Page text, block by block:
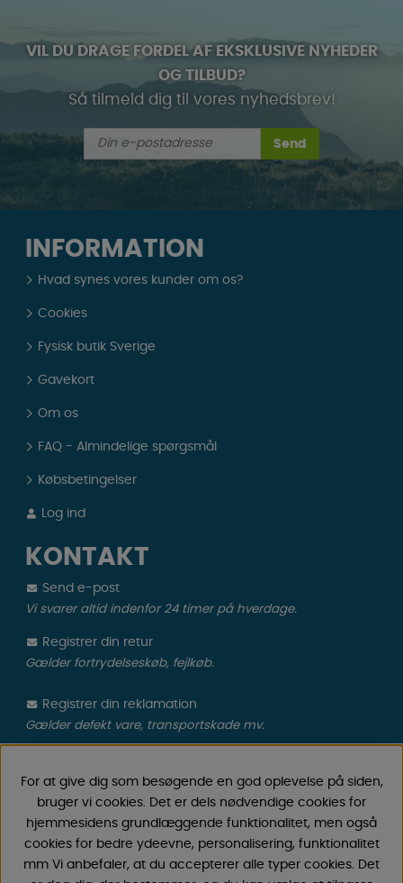
VIL DU DRAGE FORDEL AF EKSKLUSIVE NYHEDER
OG TILBUD?
Så tilmeld dig til vores nyhedsbrev!
Send
INFORMATION
Hvad synes vores kunder om os?
Cookies
Fysisk butik Sverige
Gavekort
Om os
FAQ - Almindelige spørgsmål
Købsbetingelser
Log ind
KONTAKT
Send e-post
Vi svarer altid indenfor 24 timer på hverdage.
Registrer din retur
Gælder fortrydelseskøb, fejlkøb.
Registrer din reklamation
Gælder defekt vare, transportskade mv.
CAMPMARKET
Vi har oparbejdet stor erfaring med campingvogne &
autocamper tilbehør gennem årene, fordi vi har
forhandlet campingvogne & autocampere samt
reservedele og tilbehør til disse siden 1968. Vi tilbyder et
For at give dig som besøgende en god oplevelse på siden,
bruger vi cookies. Det er dels nødvendige cookies for
hjemmesidens grundlæggende funktionalitet, men også
cookies for bedre ydeevne, personalisering, funktionalitet
mm Vi anbefaler, at du accepterer alle typer cookies. Det